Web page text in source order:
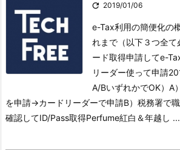
 2019/01/06
e-Tax利用の簡便化の
れまで（以下３つ全て
ード取得申請してe-
リーダー使って申請
A/BいずれかでOK）A
を申請→カードリーダーで申請B）税務署で
確認してID/Pass取得Perfume紅白＆年越し ...